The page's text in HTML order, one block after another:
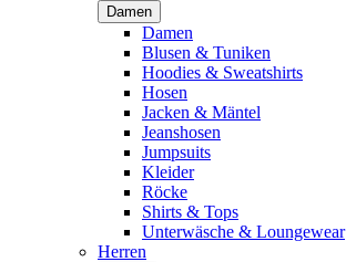
Damen
Damen
Blusen & Tuniken
Hoodies & Sweatshirts
Hosen
Jacken & Mäntel
Jeanshosen
Jumpsuits
Kleider
Röcke
Shirts & Tops
Unterwäsche & Loungewear
Herren